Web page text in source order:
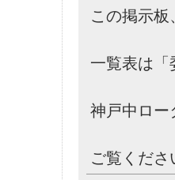
この掲示
一覧表は「
神戸中ロー
ご覧くださ